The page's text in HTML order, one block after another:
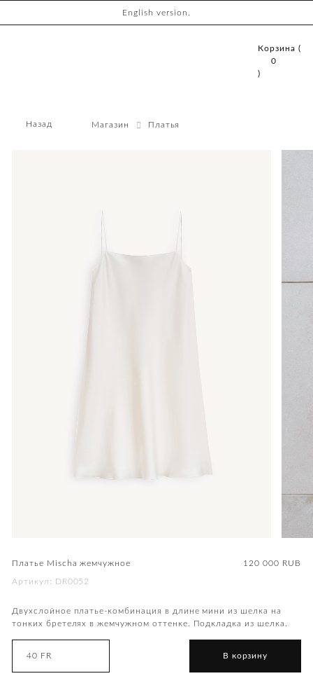
English version.
Корзина (
0
)
Магазин Платья
Назад
Платье Mischa жемчужное
Артикул: DR0052
120 000 RUB
Двухслойное платье-комбинация в длине мини из шелка на
тонких бретелях в жемчужном оттенке. Подкладка из шелка.
40 FR В корзину